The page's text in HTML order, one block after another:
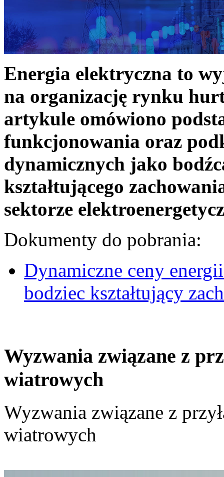
Energia elektryczna to
na organizację rynku
artykule omówiono
funkcjonowania oraz
dynamicznych jako
kształtującego
sektorze
Dokumenty do pobrania:
Dynamiczne ceny
bodziec kształtujący
Wyzwania związane z
wiatrowych
Wyzwania związane z
wiatrowych